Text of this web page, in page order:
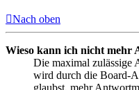
Nach oben
Wieso kann ich nicht mehr
Die maximal zulässige
wird durch die Board-
glaubst, mehr